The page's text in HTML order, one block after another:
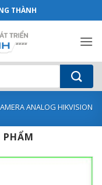
THÀNH
ANALOG HIKVISION
PHẨM